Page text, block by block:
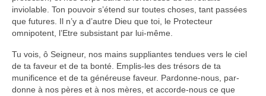
inviolable. Ton pouvoir s’étend sur toutes choses, tant passées
que futures. Il n’y a d’autre Dieu que toi, le Protecteur
omnipotent, l’Etre subsistant par lui-même.
Tu vois, ô Seigneur, nos mains suppliantes tendues vers le ciel
de ta faveur et de ta bonté. Emplis-les des trésors de ta
munificence et de ta généreuse faveur. Pardonne-nous, par-
donne à nos pères et à nos mères, et accorde-nous ce que